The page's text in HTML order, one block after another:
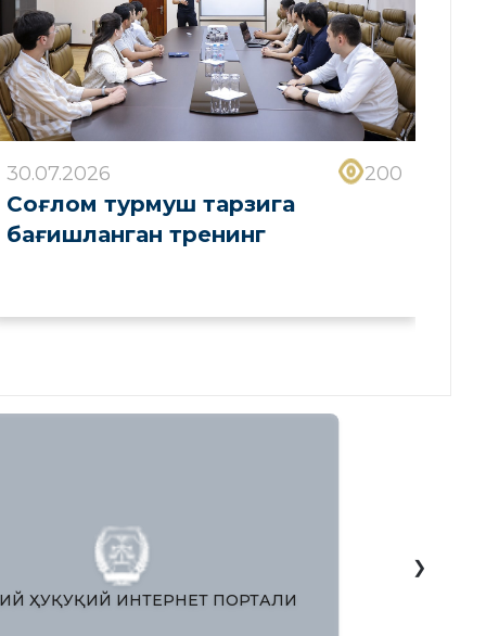
30.07.2026 200
Соғлом турмуш тарзига
бағишланган тренинг
РЕСПУБЛИКAСИ ОЛИЙ
ҚОНУНЧИЛИК ПAЛAТAСИ
❯